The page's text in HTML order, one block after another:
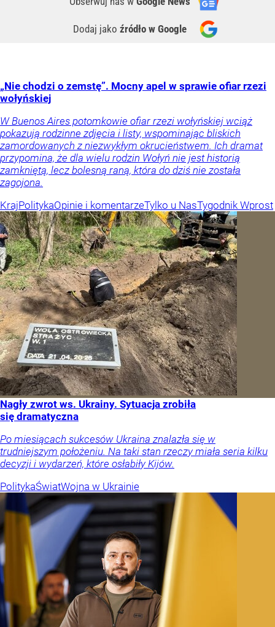
Dodaj jako źródło w Google
„Nie chodzi o zemstę”. Mocny apel w sprawie ofiar rzezi
wołyńskiej
W Buenos Aires potomkowie ofiar rzezi wołyńskiej wciąż
pokazują rodzinne zdjęcia i listy, wspominając bliskich
zamordowanych z niezwykłym okrucieństwem. Ich dramat
przypomina, że dla wielu rodzin Wołyń nie jest historią
zamkniętą, lecz bolesną raną, która do dziś nie została
zagojona.
KrajPolitykaOpinie i komentarzeTylko u NasTygodnik Wprost
Nagły zwrot ws. Ukrainy. Sytuacja zrobiła
się dramatyczna
Po miesiącach sukcesów Ukraina znalazła się w
trudniejszym położeniu. Na taki stan rzeczy miała seria kilku
decyzji i wydarzeń, które osłabiły Kijów.
PolitykaŚwiatWojna w Ukrainie